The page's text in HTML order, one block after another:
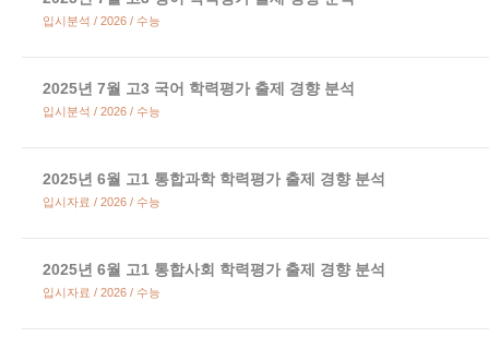
입시분석 / 2026 / 수능
2025년 7월 고3 국어 학력평가 출제 경향 분석
입시분석 / 2026 / 수능
2025년 6월 고1 통합과학 학력평가 출제 경향 분석
입시자료 / 2026 / 수능
2025년 6월 고1 통합사회 학력평가 출제 경향 분석
입시자료 / 2026 / 수능